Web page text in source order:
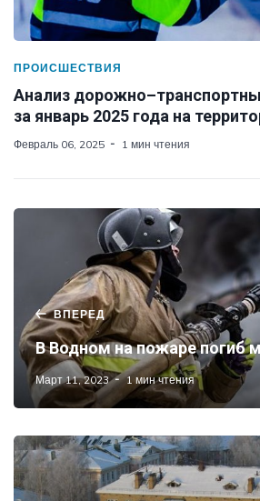
ПРОИСШЕСТВИЯ
Анализ
за январь 2025 года на
Февраль 06, 2025 1 мин чтения
ВПЕРЕД
В Водном на пожаре погиб
Март 11, 2023 1 мин чтения